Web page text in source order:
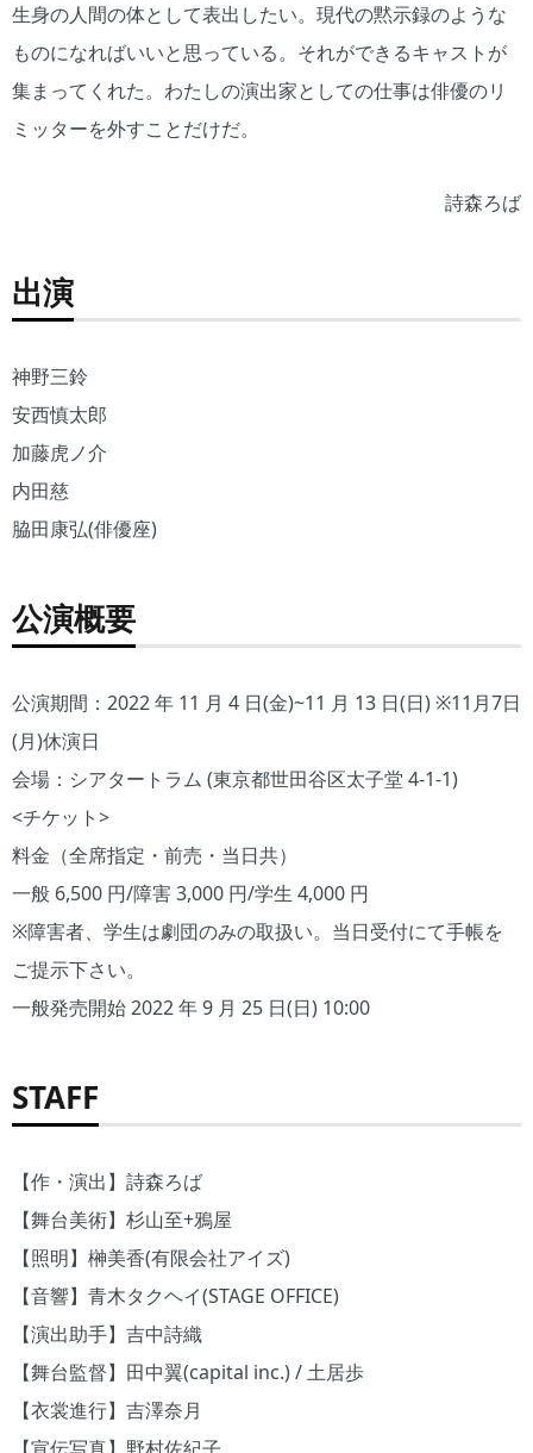
生身の人間の体として表出したい。現代の黙示録のような
ものになればいいと思っている。それができるキャストが
集まってくれた。わたしの演出家としての仕事は俳優のリ
ミッターを外すことだけだ。
詩森ろば
出演
神野三鈴
安西慎太郎
加藤虎ノ介
内田慈
脇田康弘(俳優座)
公演概要
公演期間：2022 年 11 月 4 日(金)~11 月 13 日(日) ※11月7日
(月)休演日
会場：シアタートラム (東京都世田谷区太子堂 4-1-1)
<チケット>
料金（全席指定・前売・当日共）
一般 6,500 円/障害 3,000 円/学生 4,000 円
※障害者、学生は劇団のみの取扱い。当日受付にて手帳を
ご提示下さい。
一般発売開始 2022 年 9 月 25 日(日) 10:00
STAFF
【作・演出】詩森ろば
【舞台美術】杉山至+鴉屋
【照明】榊美香(有限会社アイズ)
【音響】青木タクヘイ(STAGE OFFICE)
【演出助手】吉中詩織
【舞台監督】田中翼(capital inc.) / 土居歩
【衣裳進行】吉澤奈月